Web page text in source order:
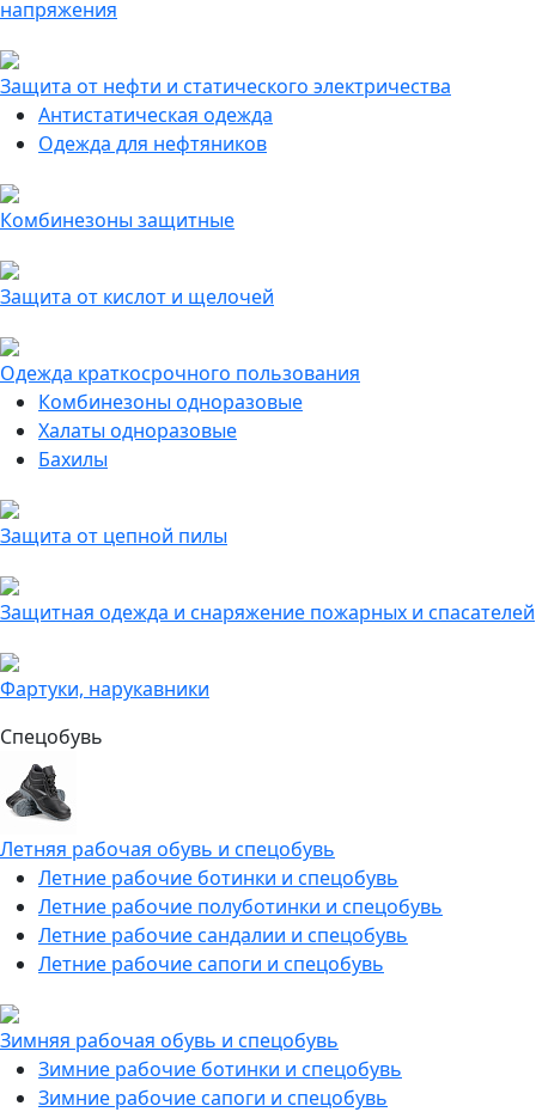
напряжения
Защита от нефти и статического электричества
Антистатическая одежда
Одежда для нефтяников
Комбинезоны защитные
Защита от кислот и щелочей
Одежда краткосрочного пользования
Комбинезоны одноразовые
Халаты одноразовые
Бахилы
Защита от цепной пилы
Защитная одежда и снаряжение пожарных и спасателей
Фартуки, нарукавники
Спецобувь
Летняя рабочая обувь и спецобувь
Летние рабочие ботинки и спецобувь
Летние рабочие полуботинки и спецобувь
Летние рабочие сандалии и спецобувь
Летние рабочие сапоги и спецобувь
Зимняя рабочая обувь и спецобувь
Зимние рабочие ботинки и спецобувь
Зимние рабочие сапоги и спецобувь